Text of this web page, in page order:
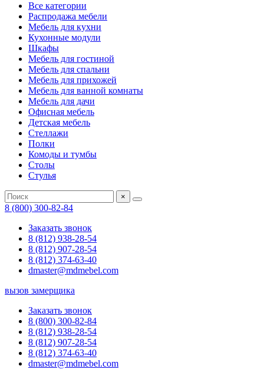
Все категории
Распродажа мебели
Мебель для кухни
Кухонные модули
Шкафы
Мебель для гостиной
Мебель для спальни
Мебель для прихожей
Мебель для ванной комнаты
Мебель для дачи
Офисная мебель
Детская мебель
Стеллажи
Полки
Комоды и тумбы
Столы
Стулья
×
8 (800) 300-82-84
Заказать звонок
8 (812) 938-28-54
8 (812) 907-28-54
8 (812) 374-63-40
dmaster@mdmebel.com
вызов замерщика
Заказать звонок
8 (800) 300-82-84
8 (812) 938-28-54
8 (812) 907-28-54
8 (812) 374-63-40
dmaster@mdmebel.com